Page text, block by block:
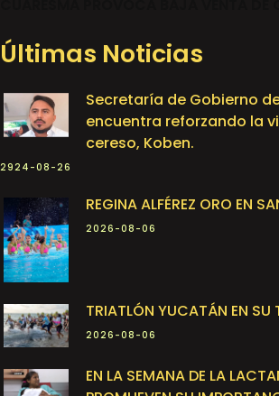
Últimas Noticias
Secretaría de Gobierno
encuentra reforzando la
cereso, Koben.
2924-08-26
REGINA ALFÉREZ ORO EN
2026-08-06
TRIATLÓN YUCATÁN EN SU
2026-08-06
EN LA SEMANA DE LA